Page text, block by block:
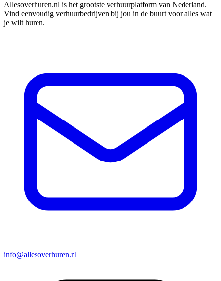
Allesoverhuren.nl is het grootste verhuurplatform van Nederland.
Vind eenvoudig verhuurbedrijven bij jou in de buurt voor alles wat
je wilt huren.
info@allesoverhuren.nl